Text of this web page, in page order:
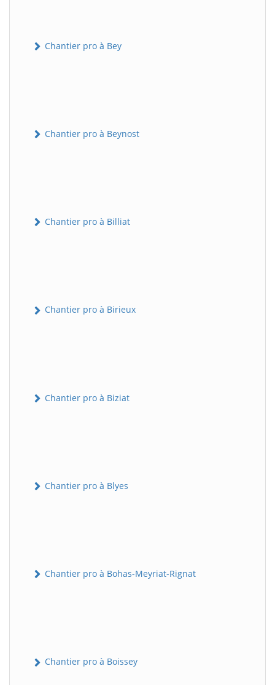
Chantier pro à Bey
Chantier pro à Beynost
Chantier pro à Billiat
Chantier pro à Birieux
Chantier pro à Biziat
Chantier pro à Blyes
Chantier pro à Bohas-Meyriat-Rignat
Chantier pro à Boissey